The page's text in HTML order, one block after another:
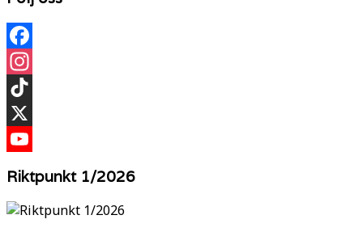
Facebook
Instagram
TikTok
X
Riktpunkt 1/2026